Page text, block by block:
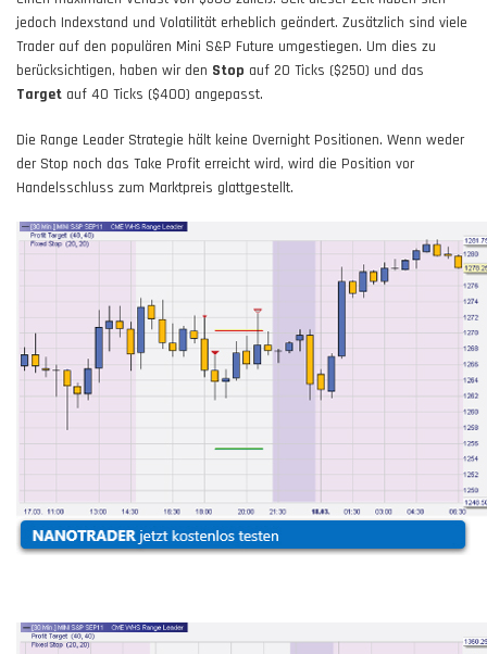
jedoch Indexstand und Volatilität erheblich geändert. Zusätzlich sind viele
Trader auf den populären Mini S&P Future umgestiegen. Um dies zu
berücksichtigen, haben wir den Stop auf 20 Ticks ($250) und das
Target auf 40 Ticks ($400) angepasst.
Die Range Leader Strategie hält keine Overnight Positionen. Wenn weder
der Stop noch das Take Profit erreicht wird, wird die Position vor
Handelsschluss zum Marktpreis glattgestellt.